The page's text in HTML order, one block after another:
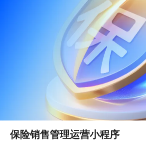
保险销售管理运营小程序